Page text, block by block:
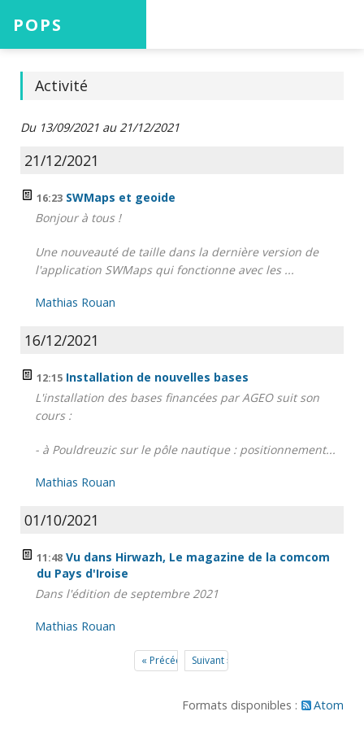
POPS
Accueil
Projets
Aide
Connexion
Activité
Du 13/09/2021 au 21/12/2021
21/12/2021
16:23 SWMaps et geoide
Bonjour à tous !
Une nouveauté de taille dans la dernière version de
l'application SWMaps qui fonctionne avec les ...
Mathias Rouan
16/12/2021
12:15 Installation de nouvelles bases
L'installation des bases financées par AGEO suit son
cours :
- à Pouldreuzic sur le pôle nautique : positionnement...
Mathias Rouan
01/10/2021
11:48 Vu dans Hirwazh, Le magazine de la comcom
du Pays d'Iroise
Dans l'édition de septembre 2021
Mathias Rouan
« PrécédentSuivant »
Formats disponibles : Atom